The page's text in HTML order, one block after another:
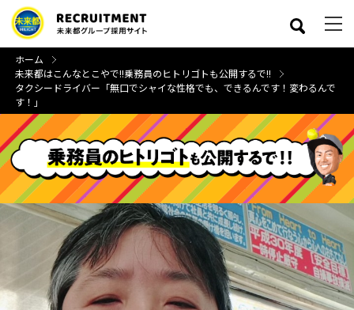
close
ホーム
未来都はこんなとこやで!!乗務員のヒトリゴトも公開するで!!
タクシードライバー「無口でシャイな性格でも、できるんです！変わるんで
す！」